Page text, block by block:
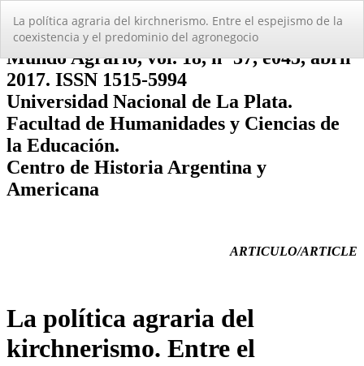
los
detalles
del
artículo
La polí­tica agraria del kirchnerismo. Entre el espejismo de la
coexistencia y el predominio del agronegocio